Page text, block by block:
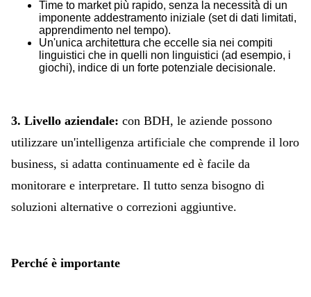
Time to market più rapido, senza la necessità di un
imponente addestramento iniziale (set di dati limitati,
apprendimento nel tempo).
Un'unica architettura che eccelle sia nei compiti
linguistici che in quelli non linguistici (ad esempio, i
giochi), indice di un forte potenziale decisionale.
3. Livello aziendale: con BDH, le aziende possono
utilizzare un'intelligenza artificiale che comprende il loro
business, si adatta continuamente ed è facile da
monitorare e interpretare. Il tutto senza bisogno di
soluzioni alternative o correzioni aggiuntive.
Perché è importante